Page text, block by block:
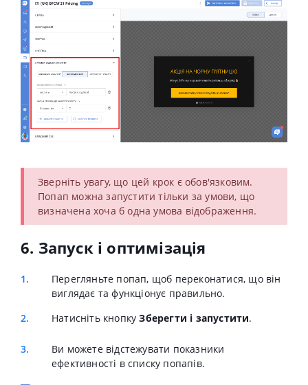
Зверніть увагу, що цей крок є обов'язковим.
Попап можна запустити тільки за умови, що
визначена хоча б одна умова відображення.
6. Запуск і оптимізація
Перегляньте попап, щоб переконатися, що він
виглядає та функціонує правильно.
Натисніть кнопкуЗберегти і запустити.
Ви можете відстежувати показники
ефективності в списку попапів.